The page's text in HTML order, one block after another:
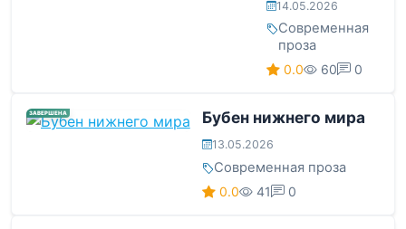
14.05.2026
Современная
проза
0.0 60 0
ЗАВЕРШЕНА Бубен нижнего мира
13.05.2026
Современная проза
0.0 41 0